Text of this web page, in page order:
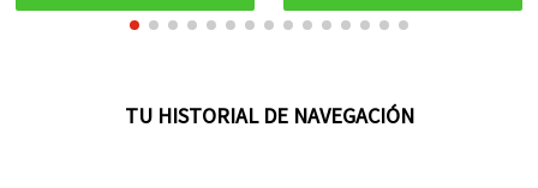
TU HISTORIAL DE NAVEGACIÓN